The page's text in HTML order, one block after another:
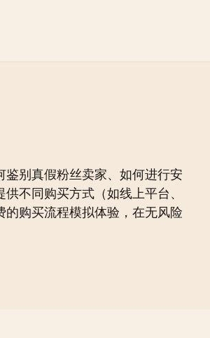
别真假粉丝卖家、如何进行安
不同购买方式（如线上平台、
购买流程模拟体验，在无风险